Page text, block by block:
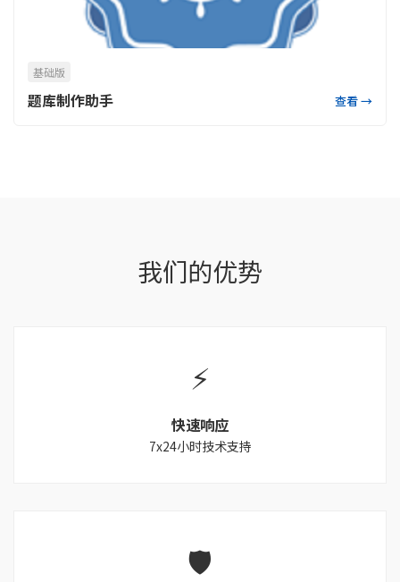
基础版
题库制作助手 查看 →
我们的优势
⚡
快速响应
7x24小时技术支持
🛡️
📞 电话：